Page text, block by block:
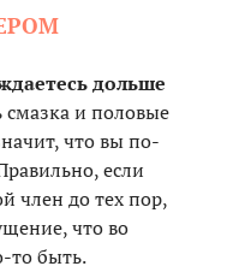
дольше
смазка и половые
что вы по-
если
член до тех пор,
что во
то быть.